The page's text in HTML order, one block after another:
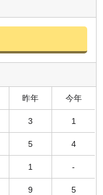
昨年 今年
3 1
5 4
1 -
9 5